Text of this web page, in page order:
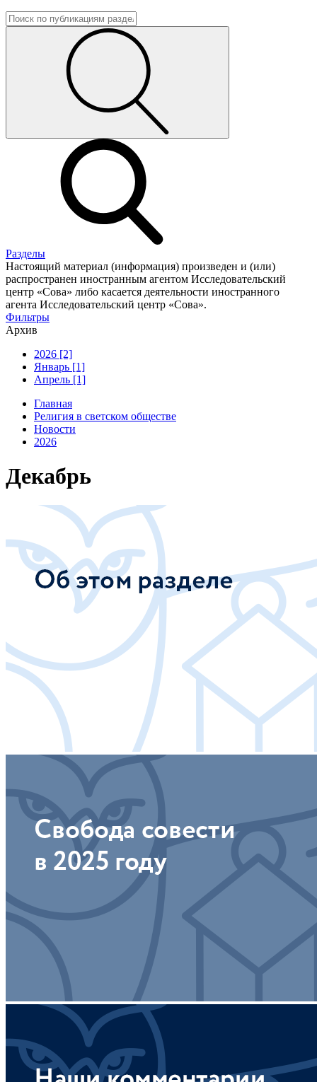
Разделы
Настоящий материал (информация) произведен и (или)
распространен иностранным агентом Исследовательский
центр «Сова» либо касается деятельности иностранного
агента Исследовательский центр «Сова».
Фильтры
Архив
2026 [2]
Январь [1]
Апрель [1]
Главная
Религия в светском обществе
Новости
2026
Декабрь